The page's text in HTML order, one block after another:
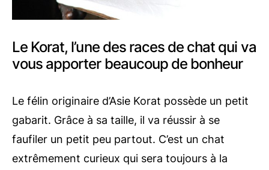
Le Korat, l’une des races de chat qui va
vous apporter beaucoup de bonheur
Le félin originaire d’Asie Korat possède un petit
gabarit. Grâce à sa taille, il va réussir à se
faufiler un petit peu partout. C’est un chat
extrêmement curieux qui sera toujours à la